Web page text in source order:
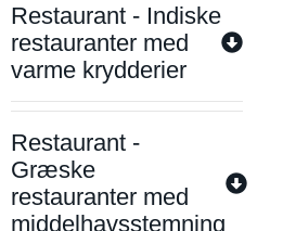
Restaurant - Indiske
restauranter med
varme krydderier
Restaurant -
Græske
restauranter med
middelhavsstemning